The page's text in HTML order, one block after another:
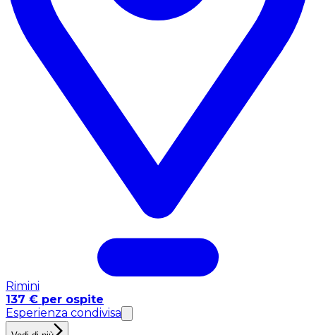
Rimini
137 € per ospite
Esperienza condivisa